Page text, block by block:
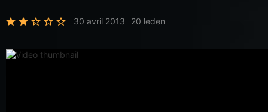
30 avril 2013 20 leden